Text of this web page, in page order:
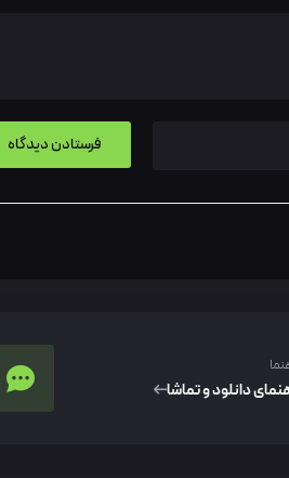
دانلود و تماشا